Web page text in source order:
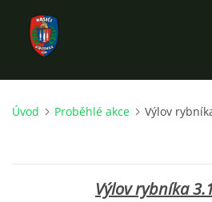
ÚVOD
HISTORIE SBORU
Úvod Proběhlé akce Výlov
Výlov rybníka